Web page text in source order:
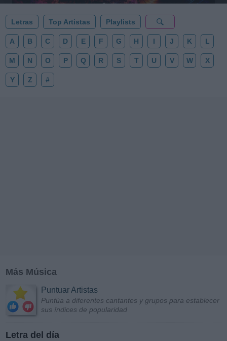
Letras Top Artistas Playlists
A B C D E F G H I J K L
M N O P Q R S T U V W X
Y Z #
Más Música
Puntuar Artistas
Puntúa a diferentes cantantes y grupos para establecer
sus índices de popularidad
Letra del día